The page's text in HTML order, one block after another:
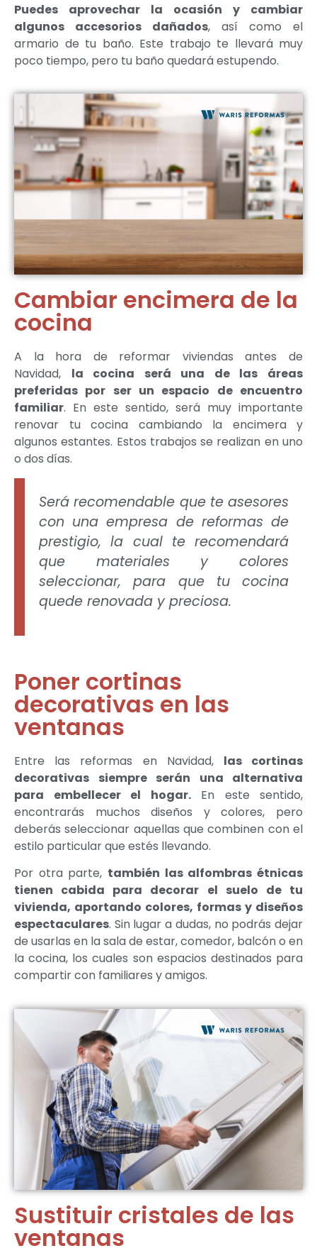
Puedes aprovechar la ocasión y cambiar
algunos accesorios dañados, así como el
armario de tu baño. Este trabajo te llevará muy
poco tiempo, pero tu baño quedará estupendo.
Cambiar encimera de la
cocina
A la hora de reformar viviendas antes de
Navidad, la cocina será una de las áreas
preferidas por ser un espacio de encuentro
familiar. En este sentido, será muy importante
renovar tu cocina cambiando la encimera y
algunos estantes. Estos trabajos se realizan en uno
o dos días.
Será recomendable que te asesores
con una empresa de reformas de
prestigio, la cual te recomendará
que materiales y colores
seleccionar, para que tu cocina
quede renovada y preciosa.
Poner cortinas
decorativas en las
ventanas
Entre las reformas en Navidad, las cortinas
decorativas siempre serán una alternativa
para embellecer el hogar.En este sentido,
encontrarás muchos diseños y colores, pero
deberás seleccionar aquellas que combinen con el
estilo particular que estés llevando.
Por otra parte, también las alfombras étnicas
tienen cabida para decorar el suelo de tu
vivienda, aportando colores, formas y diseños
espectaculares. Sin lugar a dudas, no podrás dejar
de usarlas en la sala de estar, comedor, balcón o en
la cocina, los cuales son espacios destinados para
compartir con familiares y amigos.
Sustituir cristales de las
ventanas